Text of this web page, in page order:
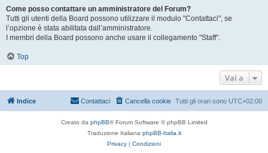
Come posso contattare un amministratore del Forum?
Tutti gli utenti della Board possono utilizzare il modulo "Contattaci", se
l’opzione è stata abilitata dall’amministratore.
I membri della Board possono anche usare il collegamento "Staff".
Top
Vai a
Indice Tutti gli orari sono UTC+02:00
Cancella cookie
Contattaci
Creato da phpBB® Forum Software © phpBB Limited
Traduzione Italiana phpBB-Italia.it
Privacy | Condizioni